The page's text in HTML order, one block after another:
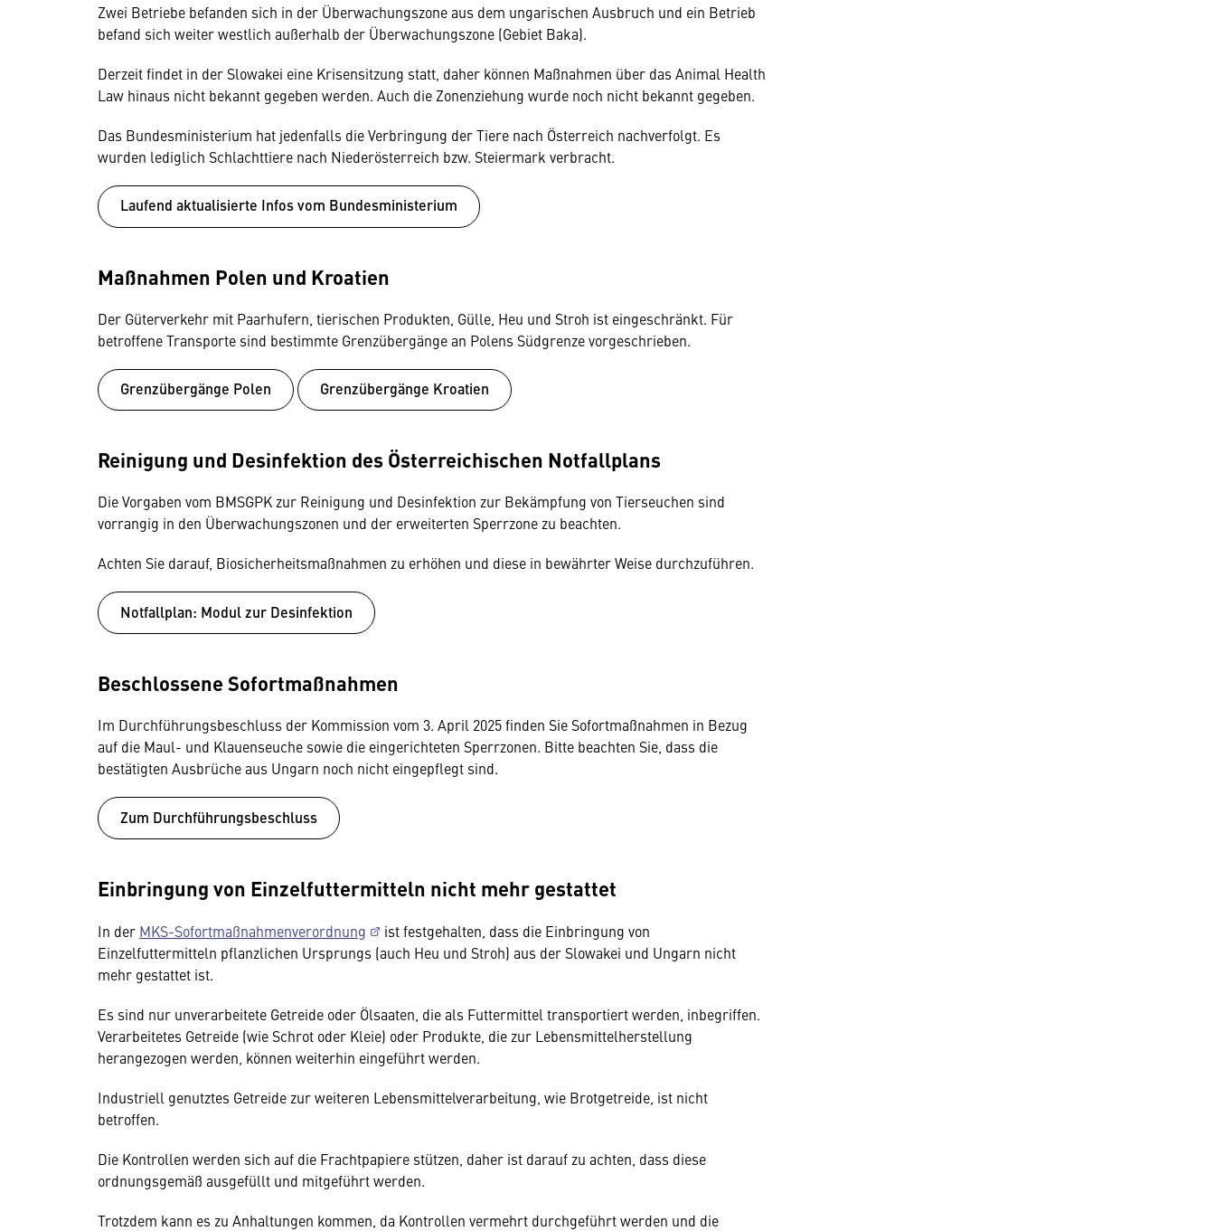
Zwei Betriebe befanden sich in der Überwachungszone aus dem ungarischen Ausbruch und ein Betrieb
befand sich weiter westlich außerhalb der Überwachungszone (Gebiet Baka).
Derzeit findet in der Slowakei eine Krisensitzung statt, daher können Maßnahmen über das Animal Health
Law hinaus nicht bekannt gegeben werden. Auch die Zonenziehung wurde noch nicht bekannt gegeben.
Das Bundesministerium hat jedenfalls die Verbringung der Tiere nach Österreich nachverfolgt. Es
wurden lediglich Schlachttiere nach Niederösterreich bzw. Steiermark verbracht.
Laufend aktualisierte Infos vom Bundesministerium
Maßnahmen Polen und Kroatien
Der Güterverkehr mit Paarhufern, tierischen Produkten, Gülle, Heu und Stroh ist eingeschränkt. Für
betroffene Transporte sind bestimmte Grenzübergänge an Polens Südgrenze vorgeschrieben.
Grenzübergänge Polen Grenzübergänge Kroatien
Reinigung und Desinfektion des Österreichischen Notfallplans
Die Vorgaben vom BMSGPK zur Reinigung und Desinfektion zur Bekämpfung von Tierseuchen sind
vorrangig in den Überwachungszonen und der erweiterten Sperrzone zu beachten.
Achten Sie darauf, Biosicherheitsmaßnahmen zu erhöhen und diese in bewährter Weise durchzuführen.
Notfallplan: Modul zur Desinfektion
Beschlossene Sofortmaßnahmen
Im Durchführungsbeschluss der Kommission vom 3. April 2025 finden Sie Sofortmaßnahmen in Bezug
auf die Maul- und Klauenseuche sowie die eingerichteten Sperrzonen. Bitte beachten Sie, dass die
bestätigten Ausbrüche aus Ungarn noch nicht eingepflegt sind.
Zum Durchführungsbeschluss
Einbringung von Einzelfuttermitteln nicht mehr gestattet
In der MKS-Sofortmaßnahmenverordnung
ist festgehalten, dass die Einbringung von
Einzelfuttermitteln pflanzlichen Ursprungs (auch Heu und Stroh) aus der Slowakei und Ungarn nicht
mehr gestattet ist.
Es sind nur unverarbeitete Getreide oder Ölsaaten, die als Futtermittel transportiert werden, inbegriffen.
Verarbeitetes Getreide (wie Schrot oder Kleie) oder Produkte, die zur Lebensmittelherstellung
herangezogen werden, können weiterhin eingeführt werden.
Industriell genutztes Getreide zur weiteren Lebensmittelverarbeitung, wie Brotgetreide, ist nicht
betroffen.
Die Kontrollen werden sich auf die Frachtpapiere stützen, daher ist darauf zu achten, dass diese
ordnungsgemäß ausgefüllt und mitgeführt werden.
Trotzdem kann es zu Anhaltungen kommen, da Kontrollen vermehrt durchgeführt werden und die